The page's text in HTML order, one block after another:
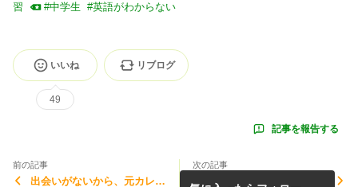
習 #中学生 #英語がわからない
いいね
49
リブログ
記事を報告する
前の記事
出会いがないから、元カレと
次の記事
カナダ留学体験記30～衝